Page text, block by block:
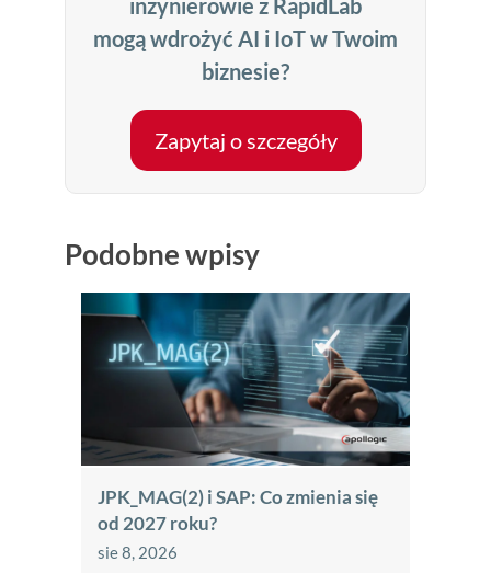
inżynierowie z RapidLab
mogą wdrożyć AI i IoT w Twoim
biznesie?
Zapytaj o szczegóły
Podobne wpisy
JPK_MAG(2) i SAP: Co zmienia się
od 2027 roku?
sie 8, 2026